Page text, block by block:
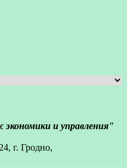
и управления"
г. Гродно,